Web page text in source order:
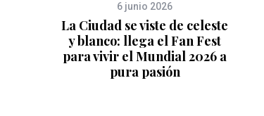
6 junio 2026
La Ciudad se viste de celeste
y blanco: llega el Fan Fest
para vivir el Mundial 2026 a
pura pasión